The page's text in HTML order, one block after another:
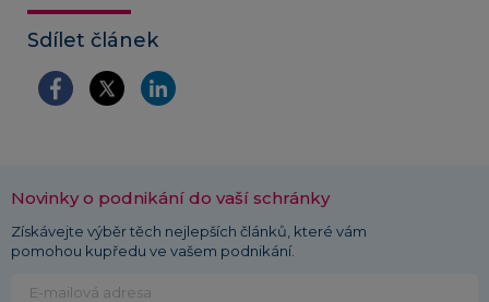
Sdílet článek
Novinky o podnikání do vaší schránky
Získávejte výběr těch nejlepších článků, které vám
pomohou kupředu ve vašem podnikání.